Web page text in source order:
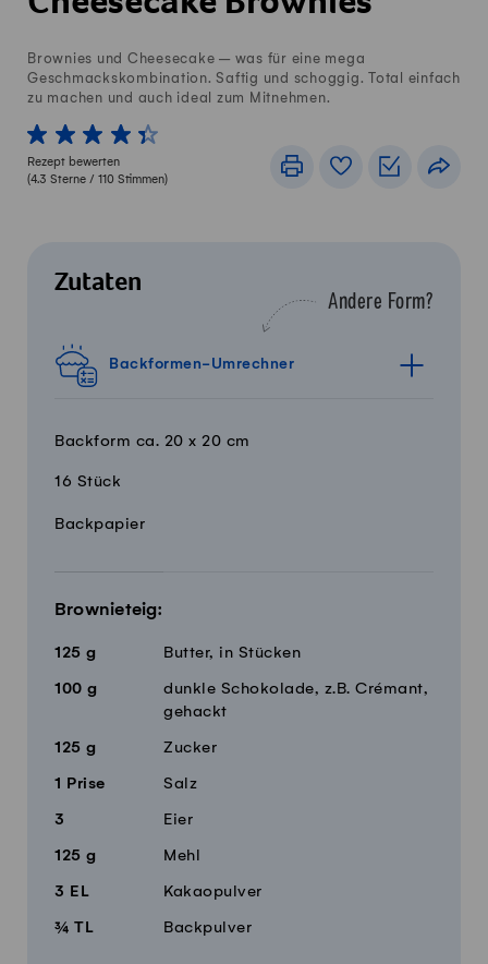
Brownies und Cheesecake – was für eine mega
Geschmackskombination. Saftig und schoggig. Total einfach
zu machen und auch ideal zum Mitnehmen.
1 von 5 Sterne
2 von 5 Sterne
3 von 5 Sterne
4 von 5 Sterne
5 von 5 Sterne
Rezept bewerten
(4.3 Sterne / 110 Stimmen)
DruckenRezeptbuch
Zutaten
Andere Form?
Backformen-Umrechner
Backform ca. 20 x 20 cm
16 Stück
MengeZutaten
Backpapier
Brownieteig:
125 g Butter, in Stücken
100 g
dunkle Schokolade, z.B. Crémant,
gehackt
125 g Zucker
1 Prise Salz
3 Eier
125 g Mehl
3 EL Kakaopulver
¾ TL Backpulver